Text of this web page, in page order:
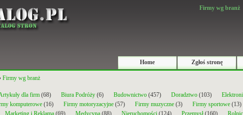
Firmy wg branż
Home Zgłoś stronę
Firmy wg branż
dla firm (68) Biura Podróży (6) Budownictwo (457) Doradztwo (103)
komputerowe (16) Firmy motoryzacyjne (57) Firmy muzyczne (3) Firmy sportowe (13)
Marketing i Reklama (69) Medycyna (88) Nieruchomości (124) Przemysł(160)